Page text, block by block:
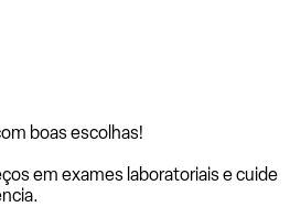
boas escolhas!
em exames laboratoriais e cuide